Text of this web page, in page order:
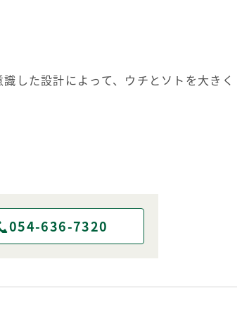
した設計によって、ウチとソトを大きく
054-636-7320